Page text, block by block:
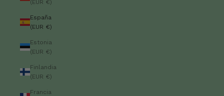
(EUR €)
España
(EUR €)
Estonia
(EUR €)
Finlandia
(EUR €)
Francia